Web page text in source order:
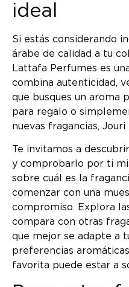
ideal
Si estás considerando
árabe de calidad a tu
Lattafa Perfumes es
combina autenticidad,
que busques un aroma
para regalo o
nuevas fragancias,
Te invitamos a
y comprobarlo por ti
sobre cuál es la
comenzar con una
compromiso. Explora
compara con otras
que mejor se adapte a
preferencias
favorita puede estar a